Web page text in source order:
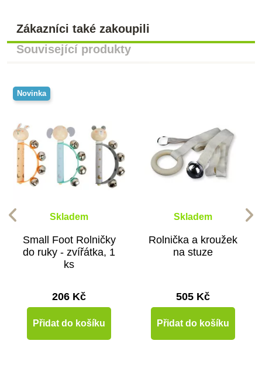
Zákazníci také zakoupili
Související produkty
Novinka
Skladem
Small Foot Rolničky
do ruky - zvířátka, 1
ks
206 Kč
Přidat do košíku
Skladem
Rolnička a kroužek
na stuze
505 Kč
Přidat do košíku